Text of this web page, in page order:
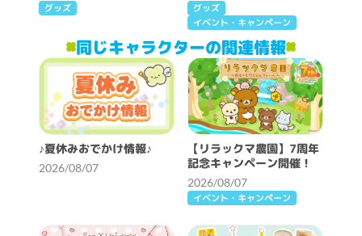
グッズ
グッズ
イベント・キャンペーン
同じキャラクターの関連情報
♪夏休みおでかけ情報♪
2026/08/07
【リラックマ農園】7周年
記念キャンペーン開催！
2026/08/07
イベント・キャンペーン